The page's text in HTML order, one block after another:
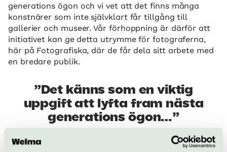
generations ögon och vi vet att det finns många
konstnärer som inte självklart får tillgång till
gallerier och museer. Vår förhoppning är därför att
initiativet kan ge detta utrymme för fotograferna,
här på Fotografiska, där de får dela sitt arbete med
en bredare publik.
Det känns som en viktig
uppgift att lyfta fram nästa
generations ögon…
Hur går sökandet efter dessa talanger